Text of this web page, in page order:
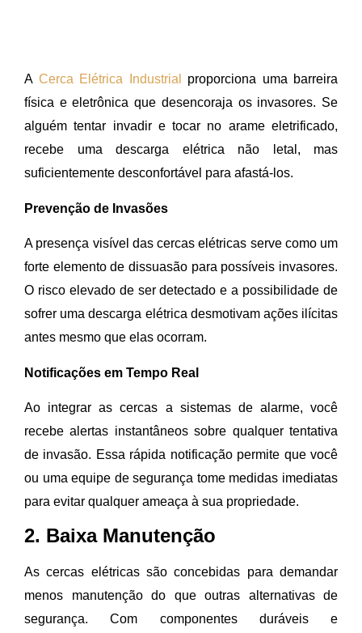
A Cerca Elétrica Industrial
proporciona uma barreira
física e eletrônica que desencoraja os invasores. Se
alguém tentar invadir e tocar no arame eletrificado,
recebe uma descarga elétrica não letal, mas
suficientemente desconfortável para afastá-los.
Prevenção de Invasões
A presença visível das cercas elétricas serve como um
forte elemento de dissuasão para possíveis invasores.
O risco elevado de ser detectado e a possibilidade de
sofrer uma descarga elétrica desmotivam ações ilícitas
antes mesmo que elas ocorram.
Notificações em Tempo Real
Ao integrar as cercas a sistemas de alarme, você
recebe alertas instantâneos sobre qualquer tentativa
de invasão. Essa rápida notificação permite que você
ou uma equipe de segurança tome medidas imediatas
para evitar qualquer ameaça à sua propriedade.
2. Baixa Manutenção
As cercas elétricas são concebidas para demandar
menos manutenção do que outras alternativas de
segurança. Com componentes duráveis e